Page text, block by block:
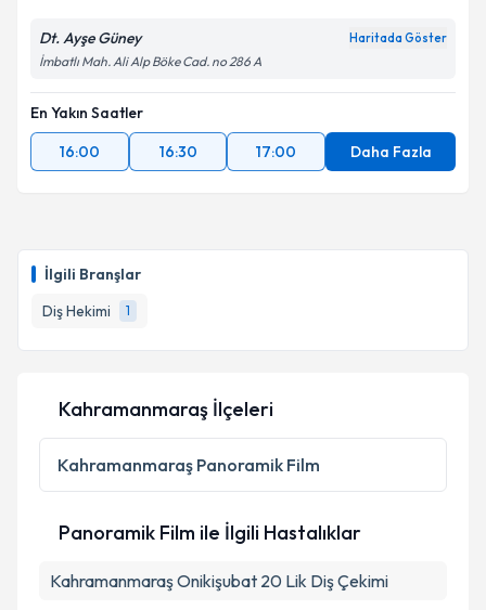
İlgili Branşlar
Diş Hekimi
1
Dt. Ayşe Güney Haritada Göster
İmbatlı Mah. Ali Alp Böke Cad. no 286 A
En Yakın Saatler
16:00
16:30 17:00 Daha Fazla
Kahramanmaraş İlçeleri
Kahramanmaraş Panoramik Film
Panoramik Film ile İlgili Hastalıklar
Kahramanmaraş Onikişubat 20 Lik Diş Çekimi